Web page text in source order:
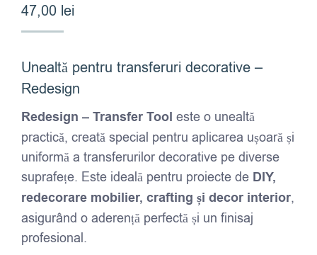
47,00 lei
Unealtă pentru transferuri decorative –
Redesign
Redesign – Transfer Tool este o unealtă
practică, creată special pentru aplicarea ușoară și
uniformă a transferurilor decorative pe diverse
suprafețe. Este ideală pentru proiecte de DIY,
redecorare mobilier, crafting și decor interior,
asigurând o aderență perfectă și un finisaj
profesional.